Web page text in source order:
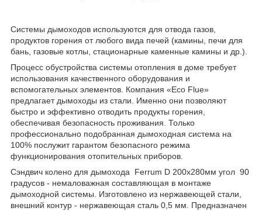
Системы дымоходов используются для отвода газов,
продуктов горения от любого вида печей (камины, печи для
бань, газовые котлы, стационарные каменные камины и др.).
Процесс обустройства системы отопления в доме требует
использования качественного оборудования и
вспомогательных элементов. Компания «Eco Flue»
предлагает дымоходы из стали. Именно они позволяют
быстро и эффективно отводить продукты горения,
обеспечивая безопасность проживания. Только
профессионально подобранная дымоходная система на
100% послужит гарантом безопасного режима
функционирования отопительных приборов.
Сэндвич колено для дымохода Ferrum D 200х280мм угол 90
градусов - немаловажная составляющая в монтаже
дымоходной системы. Изготовлено из нержавеющей стали,
внешний контур - нержавеющая сталь 0,5 мм. Предназначен